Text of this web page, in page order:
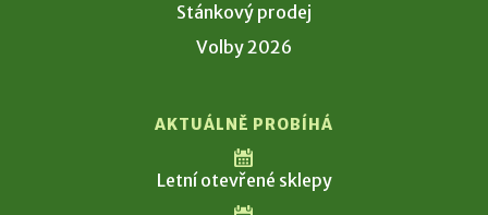
Stánkový prodej
Volby 2026
AKTUÁLNĚ PROBÍHÁ
Letní otevřené sklepy